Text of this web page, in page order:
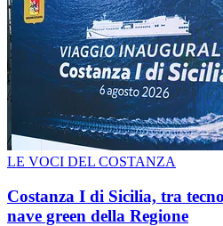
LE VOCI DEL COSTANZA
Costanza I di Sicilia, tra
nave green della Regione